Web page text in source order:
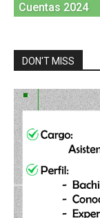
Cuentas 2024
DON'T MISS